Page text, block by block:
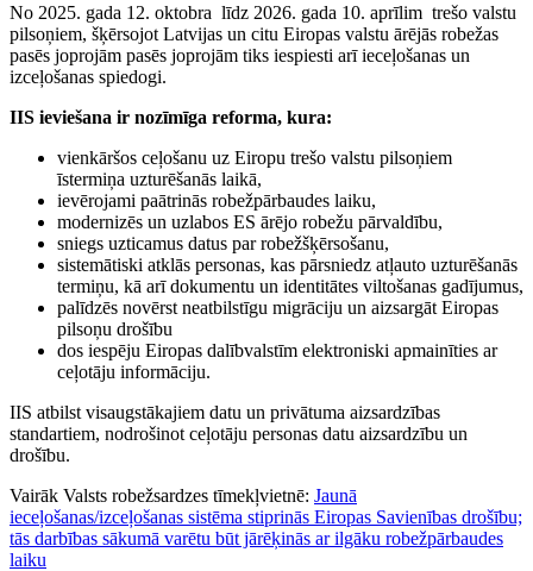
No 2025. gada 12. oktobra līdz 2026. gada 10. aprīlim trešo valstu
pilsoņiem, šķērsojot Latvijas un citu Eiropas valstu ārējās robežas
pasēs joprojām pasēs joprojām tiks iespiesti arī ieceļošanas un
izceļošanas spiedogi.
IIS ieviešana ir nozīmīga reforma, kura:
vienkāršos ceļošanu uz Eiropu trešo valstu pilsoņiem
īstermiņa uzturēšanās laikā,
ievērojami paātrinās robežpārbaudes laiku,
modernizēs un uzlabos ES ārējo robežu pārvaldību,
sniegs uzticamus datus par robežšķērsošanu,
sistemātiski atklās personas, kas pārsniedz atļauto uzturēšanās
termiņu, kā arī dokumentu un identitātes viltošanas gadījumus,
palīdzēs novērst neatbilstīgu migrāciju un aizsargāt Eiropas
pilsoņu drošību
dos iespēju Eiropas dalībvalstīm elektroniski apmainīties ar
ceļotāju informāciju.
IIS atbilst visaugstākajiem datu un privātuma aizsardzības
standartiem, nodrošinot ceļotāju personas datu aizsardzību un
drošību.
Vairāk Valsts robežsardzes tīmekļvietnē: Jaunā
ieceļošanas/izceļošanas sistēma stiprinās Eiropas Savienības drošību;
tās darbības sākumā varētu būt jārēķinās ar ilgāku robežpārbaudes
laiku